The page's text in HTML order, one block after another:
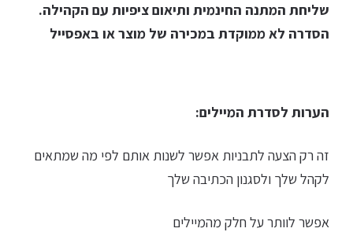
שליחת המתנה החינמית ותיאום ציפיות עם הקהילה.
הסדרה לא ממוקדת במכירה של מוצר או באפסייל
הערות לסדרת המיילים:
זה רק הצעה לתבניות אפשר לשנות אותם לפי מה שמתאים
לקהל שלך ולסגנון הכתיבה שלך
אפשר לוותר על חלק מהמיילים